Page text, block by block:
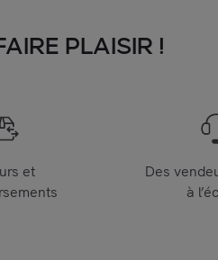
PLAISIR !
et
Des
à